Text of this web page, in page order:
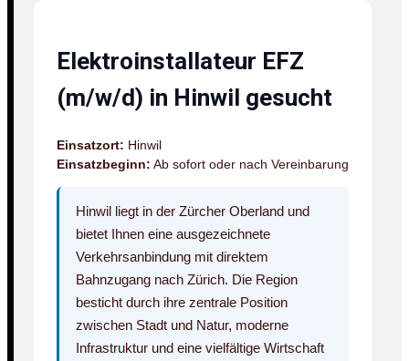
Elektroinstallateur EFZ
(m/w/d) in Hinwil gesucht
Einsatzort: Hinwil
Einsatzbeginn: Ab sofort oder nach Vereinbarung
Hinwil liegt in der Zürcher Oberland und
bietet Ihnen eine ausgezeichnete
Verkehrsanbindung mit direktem
Bahnzugang nach Zürich. Die Region
besticht durch ihre zentrale Position
zwischen Stadt und Natur, moderne
Infrastruktur und eine vielfältige Wirtschaft